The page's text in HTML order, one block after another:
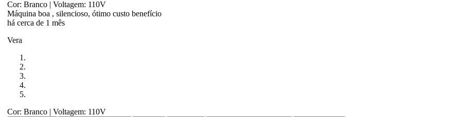
Cor: Branco | Voltagem: 110V
Máquina boa , silencioso, ótimo custo benefício
há cerca de 1 mês
Vera
Cor: Branco | Voltagem: 110V